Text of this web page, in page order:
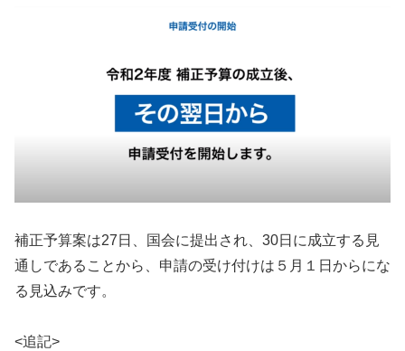
補正予算案は27日、国会に提出され、30日に成立する見
通しであることから、申請の受け付けは５月１日からにな
る見込みです。
<追記>